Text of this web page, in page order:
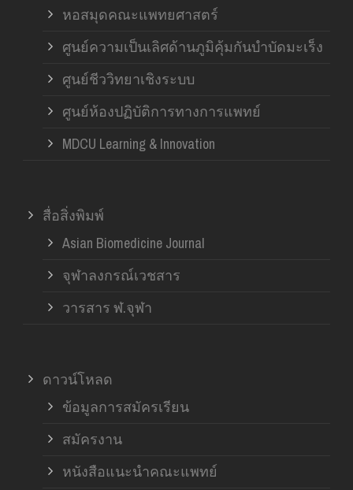
หอสมุดคณะแพทยศาสตร์
ศูนย์ความเป็นเลิศด้านภูมิคุ้มกันบำบัดมะเร็ง
ศูนย์ชีววิทยาเชิงระบบ
ศูนย์ห้องปฏิบัติการทางการแพทย์
MDCU Learning & Innovation
สื่อสิ่งพิมพ์
Asian Biomedicine Journal
จุฬาลงกรณ์เวชสาร
วารสาร ฬ.จุฬา
ดาวน์โหลด
ข้อมูลการสมัครเรียน
สมัครงาน
หนังสือแนะนำคณะแพทย์